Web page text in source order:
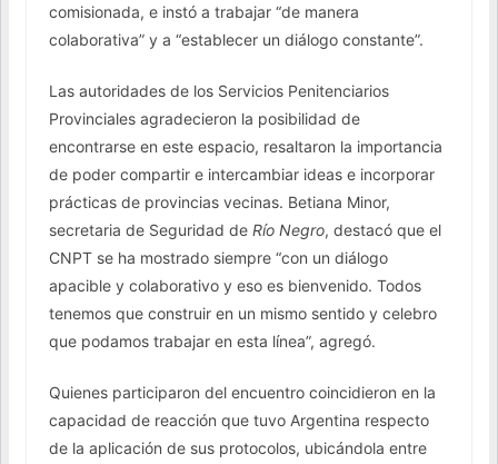
comisionada, e instó a trabajar “de manera
colaborativa” y a “establecer un diálogo constante”.
Las autoridades de los Servicios Penitenciarios
Provinciales agradecieron la posibilidad de
encontrarse en este espacio, resaltaron la importancia
de poder compartir e intercambiar ideas e incorporar
prácticas de provincias vecinas. Betiana Minor,
secretaria de Seguridad de Río Negro, destacó que el
CNPT se ha mostrado siempre “con un diálogo
apacible y colaborativo y eso es bienvenido. Todos
tenemos que construir en un mismo sentido y celebro
que podamos trabajar en esta línea”, agregó.
Quienes participaron del encuentro coincidieron en la
capacidad de reacción que tuvo Argentina respecto
de la aplicación de sus protocolos, ubicándola entre